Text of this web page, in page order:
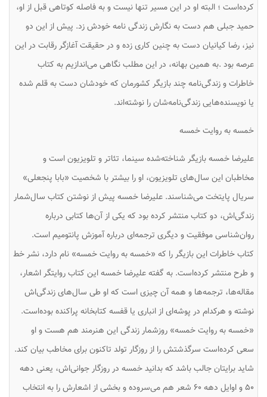
کرده‌است ؛ البته او در این مسیر تنها نیست و به فاصله کوتاهی قبل از او،
حمید جبلی هم دست به نگارش زندگی نامه خودش زد. پیش از این دو
نیز، رضا کیانیان دست به چنین کاری زده و در حقیقت آغازگر رقابت در این
عرصه بود .به همین بهانه، در این مطلب نگاهی می‌اندازیم به کتاب
خاطرات و زندگی‌نامه چند بازیگر کشورمان که خودشان دست به قلم شده
یا نویسنده‌هایی زندگی‌نامه‌شان را نوشته‌اند.
خمسه به روایت خمسه
علیرضا خمسه بازیگر شناخته‌شده سینما، تئاتر و تلویزیون است و
مخاطبان این‌ سال‌های تلویزیون، او را بیشتر با شخصیت «بابا پنجعلی»
سریال پایتخت می‌شناسند. علیرضا خمسه پیش از نوشتن کتاب سال‌شمار
زندگی‌اش، دو کتاب منتشر کرده بود که یکی از آن‌ها کتابی درباره
روان‌شناسی موفقیت و دیگری ترجمه‌ای درباره آموزش پانتومیم است.
کتاب خاطرات این بازیگر را که «خمسه به روایت خمسه» نام دارد، نشر خط
و طرح منتشر کرده‌است. به گفته علیرضا خمسه این کتاب روایتگر اشعار،
مقاله‌ها، ترجمه‌ها و همه آن چیزی است که او طی سال‌های زندگی‌اش
نوشته و هرکدام در پوشه‌ای از انباری یا قفسه کتابخانه پراکنده بوده‌است.
«خمسه به روایت خمسه» روزشمار زندگی این هنرمند هم هست و او
سعی کرده‌است سرگذشتش را از روزگار تولد تاکنون برای مخاطب بیان کند.
شاید برایتان جالب باشد که بدانید خمسه در روزگار جوانی‌اش، یعنی دهه
۵۰ و اوایل دهه ۶۰ شعر هم می‌سروده و بخشی از اشعارش را به انتخاب